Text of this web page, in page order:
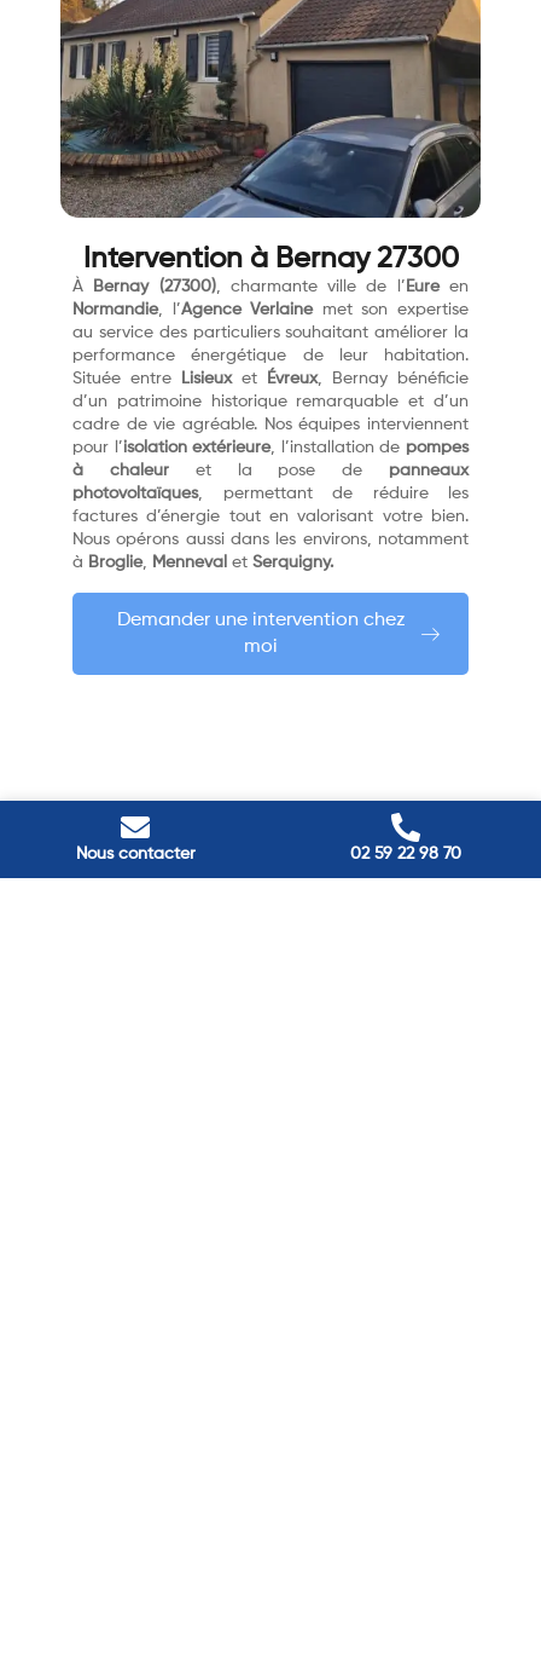
Nous contacter 02 59 22 98 70
Intervention à Bernay 27300
À Bernay (27300), charmante ville de l’ Eureen
Normandie, l’Agence Verlainemet son expertise
au service des particuliers souhaitant améliorer la
performance énergétique de leur habitation.
Située entre
Lisieuxet Évreux, Bernay bénéficie
d’un patrimoine historique remarquable et d’un
cadre de vie agréable. Nos équipes interviennent
pour l’isolation extérieure, l’installation de pompes
à chaleuret la pose de panneaux
photovoltaïques, permettant de réduire les
factures d’énergie tout en valorisant votre bien.
Nous opérons aussi dans les environs, notamment
à Broglie, Menneval et Serquigny.
Demander une intervention chez
moi